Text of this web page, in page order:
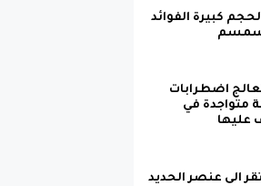
كبيرة الفوائد
اضطرابات
متواجدة في
عليها
الى عنصر الحديد